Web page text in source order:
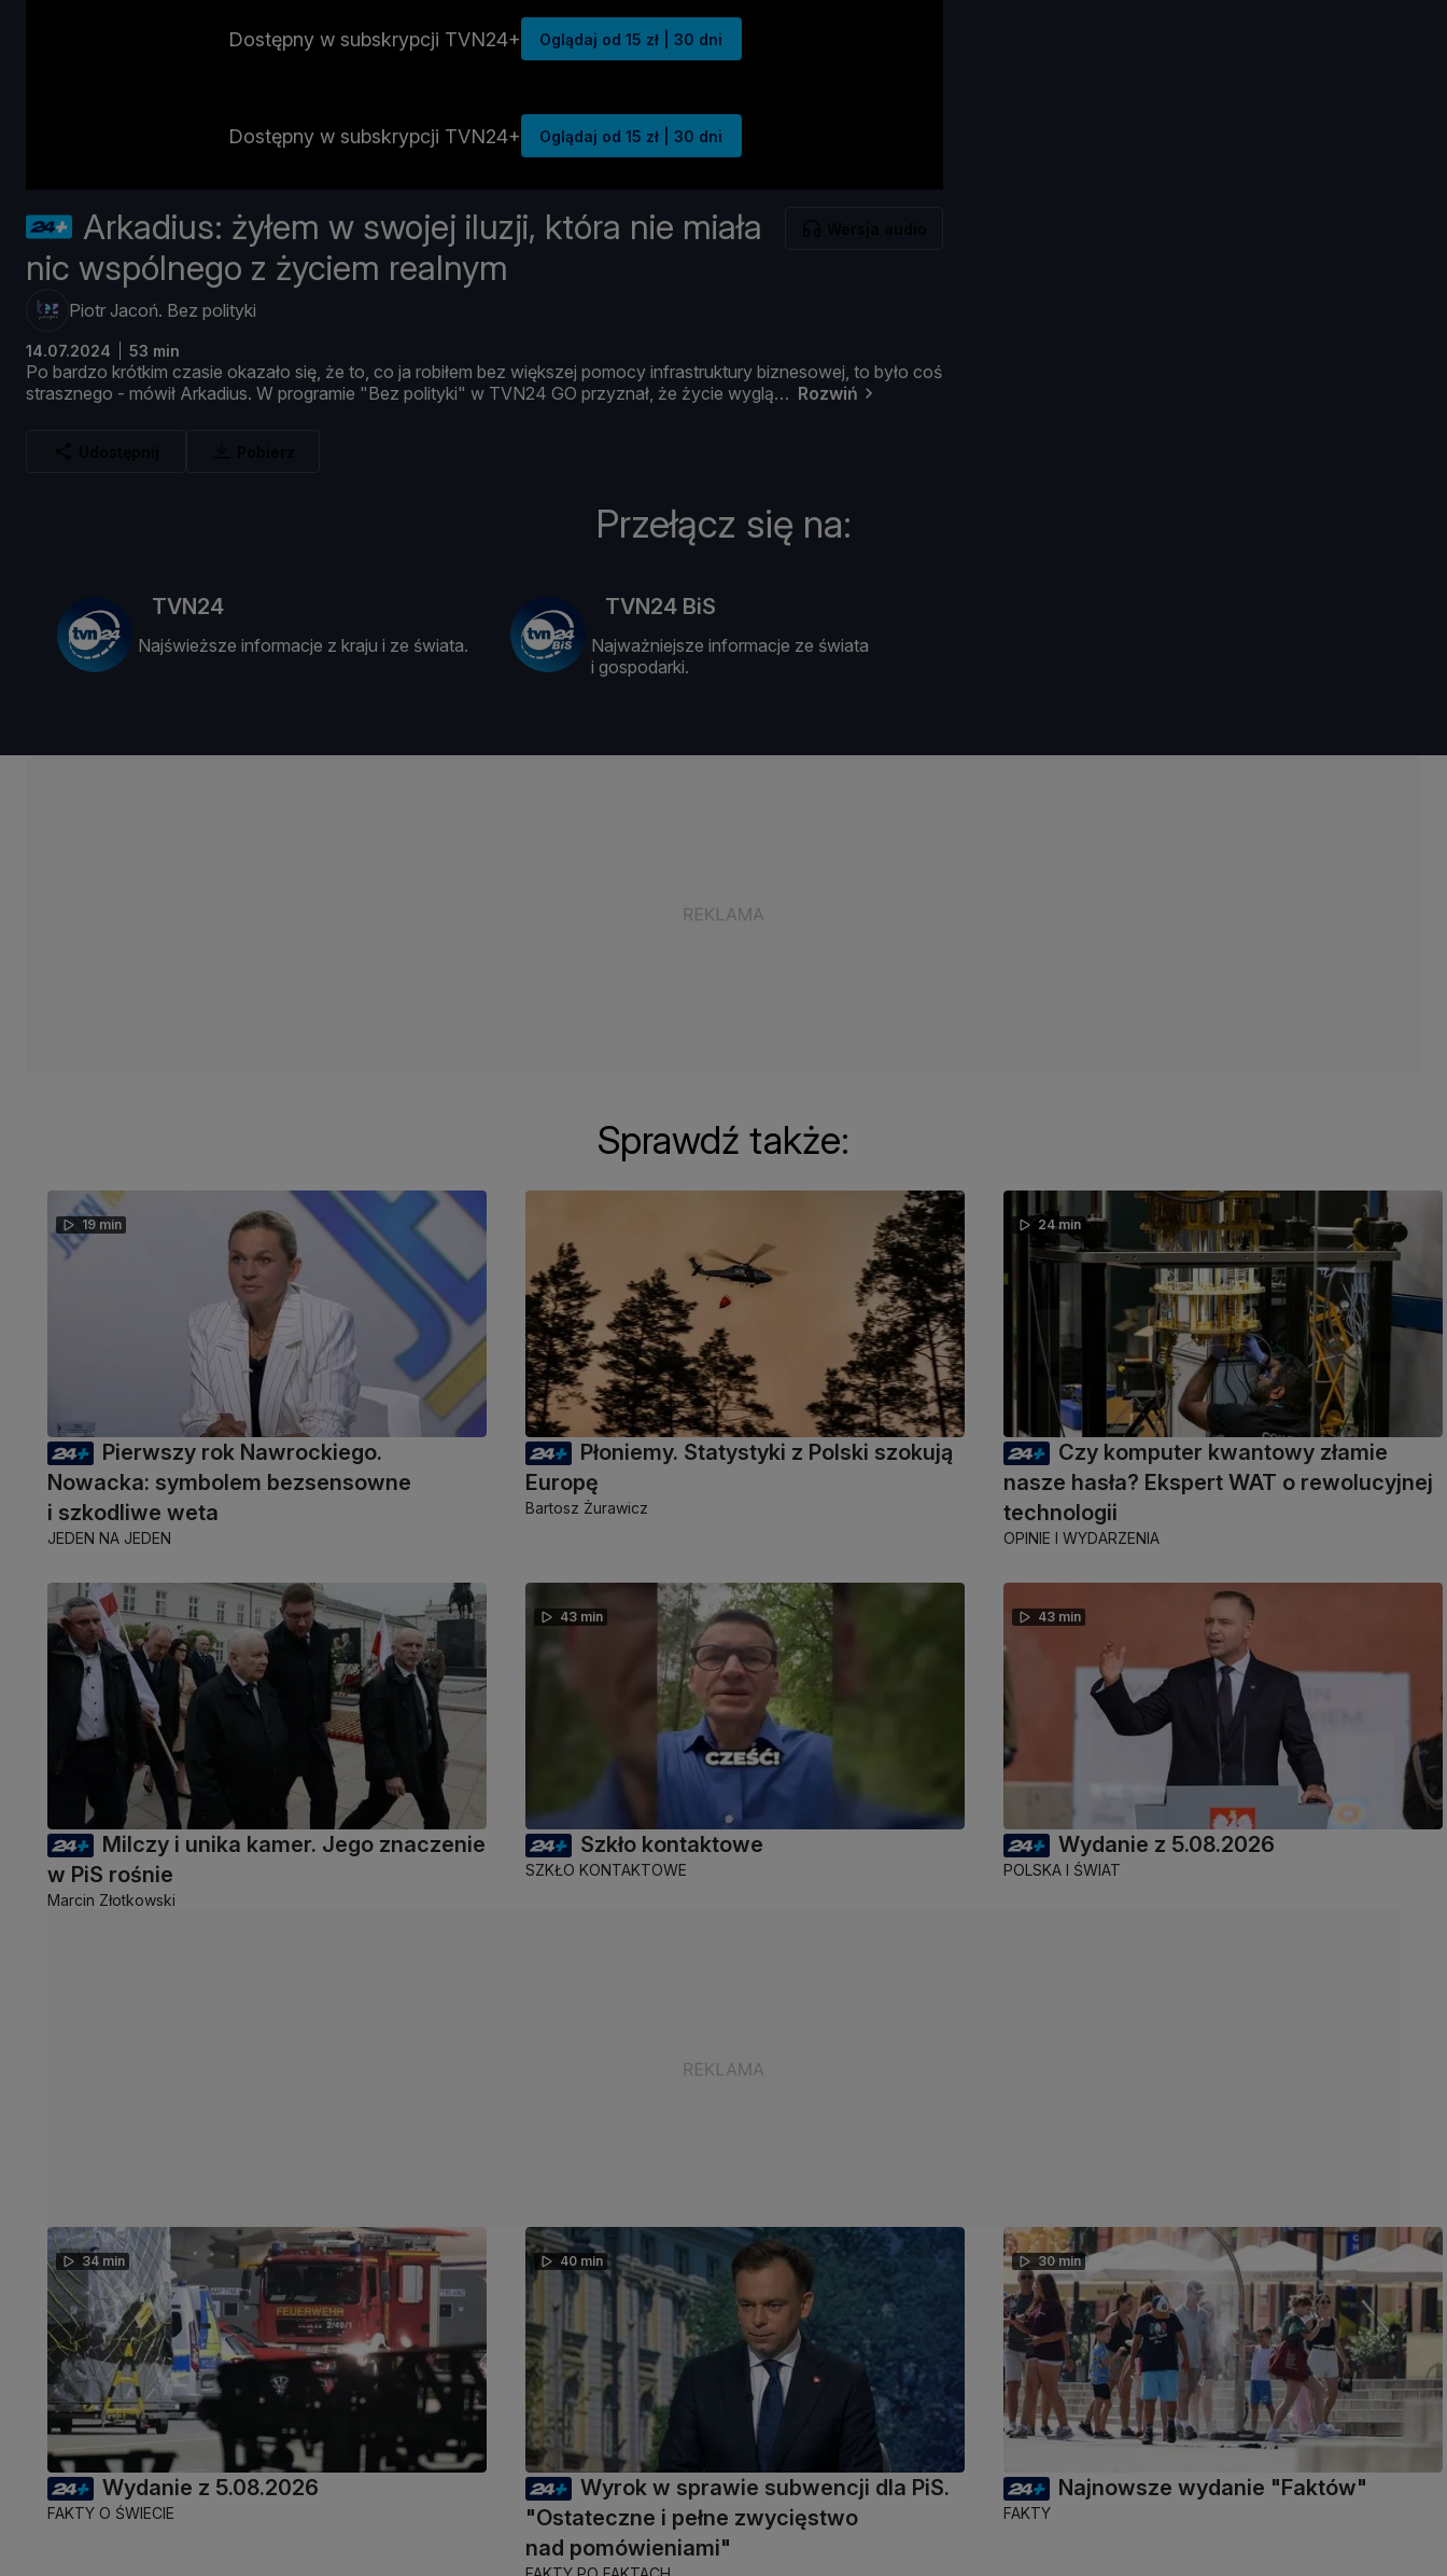
Dostępny w subskrypcji TVN24+ Oglądaj od 15 zł | 30 dni
Dostępny w subskrypcji TVN24+ Oglądaj od 15 zł | 30 dni
Arkadius: żyłem w swojej iluzji, która nie miała
nic wspólnego z życiem realnym
Piotr Jacoń. Bez polityki
14.07.2024 53 min
Po bardzo krótkim czasie okazało się, że to, co ja robiłem bez większej pomocy infrastruktury biznesowej, to było coś
strasznego - mówił Arkadius. W programie "Bez polityki" w TVN24 GO przyznał, że życie wyglą Rozwiń
Przełącz się na:
TVN24
Najświeższe informacje z kraju i ze świata.
TVN24 BiS
Najważniejsze informacje ze świata
i gospodarki.
Sprawdź także:
19 min
Pierwszy rok Nawrockiego.
Nowacka: symbolem bezsensowne
i szkodliwe weta
JEDEN NA JEDEN
Płoniemy. Statystyki z Polski szokują
Europę
Bartosz Żurawicz
24 min
Czy komputer kwantowy złamie
nasze hasła? Ekspert WAT o rewolucyjnej
technologii
OPINIE I WYDARZENIA
Milczy i unika kamer. Jego znaczenie
w PiS rośnie
Marcin Złotkowski
43 min
Szkło kontaktowe
SZKŁO KONTAKTOWE
43 min
Wydanie z 5.08.2026
POLSKA I ŚWIAT
34 min
Wydanie z 5.08.2026
FAKTY O ŚWIECIE
40 min
Wyrok w sprawie subwencji dla PiS.
"Ostateczne i pełne zwycięstwo
nad pomówieniami"
30 min
Najnowsze wydanie "Faktów"
FAKTY